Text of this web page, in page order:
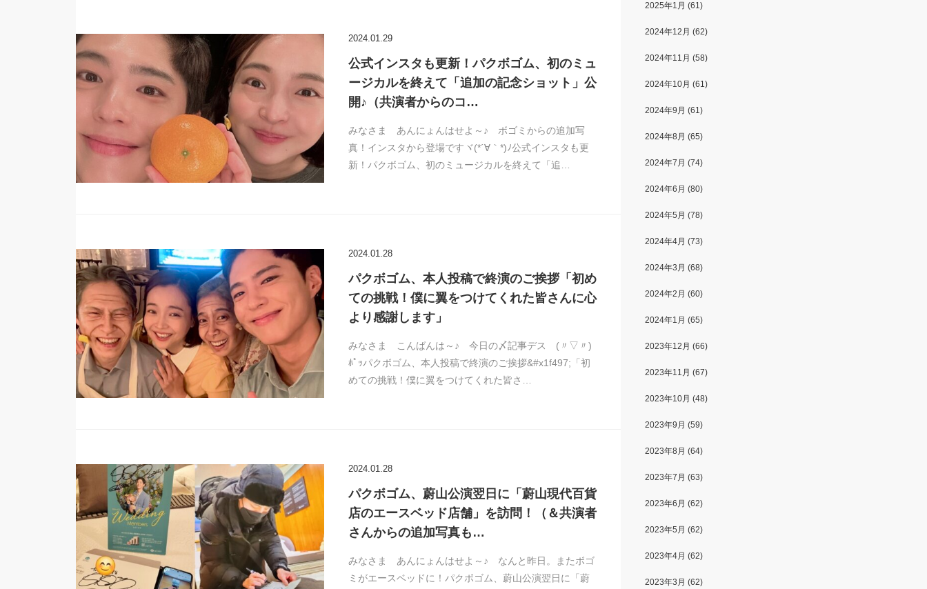
2024.01.29
公式インスタも更新！パクボゴム、初のミュ
ージカルを終えて「追加の記念ショット」公
開♪（共演者からのコ…
みなさま あんにょんはせよ～♪ ボゴミからの追加写
真！インスタから登場ですヾ(*´∀｀*)ﾉ公式インスタも更
新！パクボゴム、初のミュージカルを終えて「追…
2024.01.28
パクボゴム、本人投稿で終演のご挨拶「初め
ての挑戦！僕に翼をつけてくれた皆さんに心
より感謝します」
みなさま こんばんは～♪ 今日の〆記事デス (〃▽〃)
ﾎﾟｯパクボゴム、本人投稿で終演のご挨拶&#x1f497;「初
めての挑戦！僕に翼をつけてくれた皆さ…
2024.01.28
パクボゴム、蔚山公演翌日に「蔚山現代百貨
店のエースベッド店舗」を訪問！（＆共演者
さんからの追加写真も…
みなさま あんにょんはせよ～♪ なんと昨日。またボゴ
ミがエースベッドに！パクボゴム、蔚山公演翌日に「蔚
2025年1月 (61)
2024年12月 (62)
2024年11月 (58)
2024年10月 (61)
2024年9月 (61)
2024年8月 (65)
2024年7月 (74)
2024年6月 (80)
2024年5月 (78)
2024年4月 (73)
2024年3月 (68)
2024年2月 (60)
2024年1月 (65)
2023年12月 (66)
2023年11月 (67)
2023年10月 (48)
2023年9月 (59)
2023年8月 (64)
2023年7月 (63)
2023年6月 (62)
2023年5月 (62)
2023年4月 (62)
2023年3月 (62)